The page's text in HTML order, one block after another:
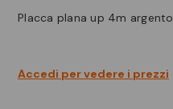
placca plana up 4m argento
Accedi per vedere i prezzi